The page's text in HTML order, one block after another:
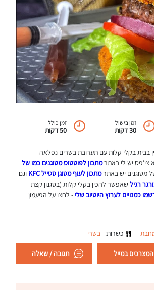
זמן בישול
30 דקות
זמן כולל
50 דקות
בבית בקלי קלות עם תערובת בשרים נפלאה
צי'פס יש לי באתרמתכון לפוטטוס מטוגנים כמו של
מטוגנים יש באתרמתכון לעוף מטוגן סטייל KFC
וגם
רגיל שאפשר להכין בקלי קלות (בסגנון קצת
כמנויים לערוץ היוטיוב שלי - לחצו על הפעמון
כשרות: בשרי
במייל תגובה / שאלה